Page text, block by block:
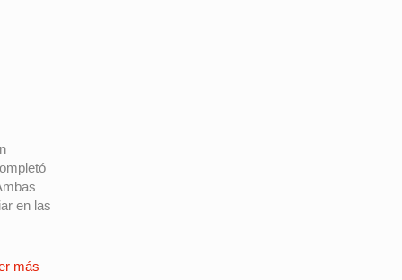
en las
más